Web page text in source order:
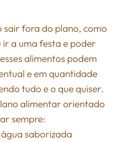
sair fora do plano, como
a uma festa e poder
alimentos podem
e em quantidade
tudo e o que quiser.
alimentar orientado
sempre:
saborizada